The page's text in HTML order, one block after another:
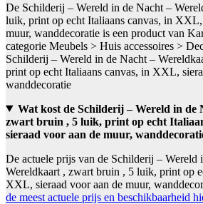
De Schilderij – Wereld in de Nacht –
luik, print op echt Italiaans canvas, in XXL,
muur, wanddecoratie is een product van
categorie Meubels > Huis accessoires >
Schilderij – Wereld in de Nacht –
print op echt Italiaans canvas, in XXL,
wanddecoratie
Wat kost de Schilderij – Wereld in de
zwart bruin , 5 luik, print op echt
sieraad voor aan de muur,
De actuele prijs van de Schilderij – Wereld
Wereldkaart , zwart bruin , 5 luik, print op
XXL, sieraad voor aan de muur,
de meest actuele prijs en beschikbaarheid